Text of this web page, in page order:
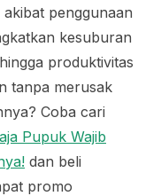
penggunaan
kesuburan
produktivitas
tanpa merusak
Coba cari
Pupuk Wajib
dan beli
promo